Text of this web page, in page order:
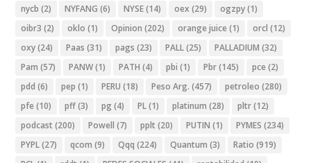
nycb (2) NYFANG (6) NYSE(14) oex (29) ogzpy(1)
oibr3 (2) oklo (1) Opinion (202) orange juice (1) orcl (12)
oxy(24) Paas (31) pags (23) PALL(25) PALLADIUM (32)
Pam (57) PANW(1) PATH (4) pbi (1) Pbr(145) pce (2)
pdd (6) pep (1) PERU (18) Peso Arg. (457) petroleo (280)
pfe (10) pff(3) pg (4) PL(1) platinum (28) pltr(12)
podcast (200) Powell (7) pplt (20) PUTIN (1) PYMES (234)
PYPL(27) qcom (9) Qqq (224) Quantum (3) Ratio (919)